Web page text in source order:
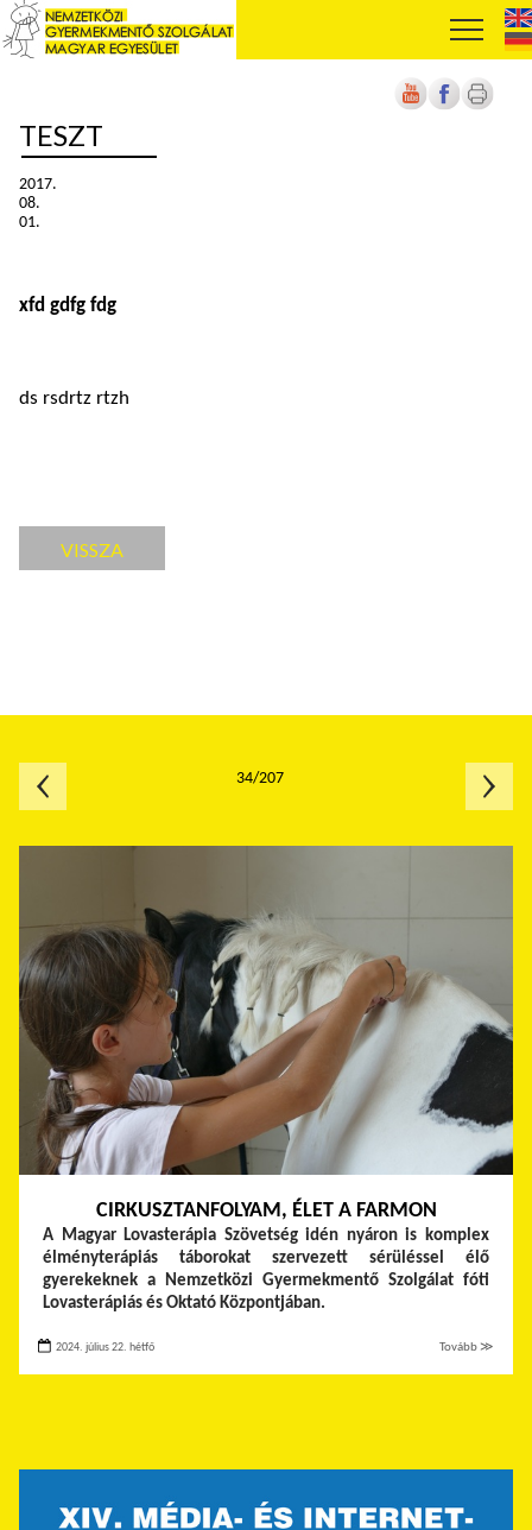
TESZT
2017.
08.
01.
xfd gdfg fdg
ds rsdrtz rtzh
VISSZA
CIRKUSZTANFOLYAM, ÉLET A FARMON
A Magyar Lovasterápia Szövetség idén nyáron is komplex
élményterápiás táborokat szervezett sérüléssel élő
gyerekeknek a Nemzetközi Gyermekmentő Szolgálat fóti
Lovasterápiás és Oktató Központjában.
2024. július 22. hétfő Tovább ≫
34/207